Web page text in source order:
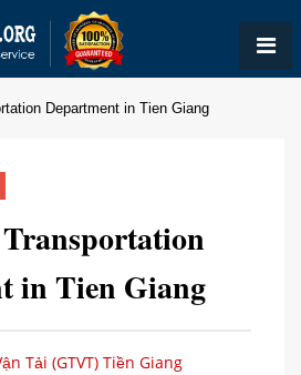
Department in Tien Giang
in Tien Giang
Tải (GTVT) Tiền Giang